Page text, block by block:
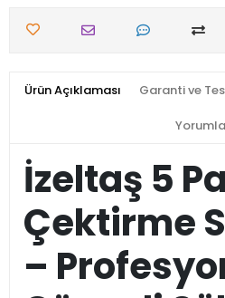
Ürün Açıklaması Garanti ve
İzeltaş 5
Çektirme
–